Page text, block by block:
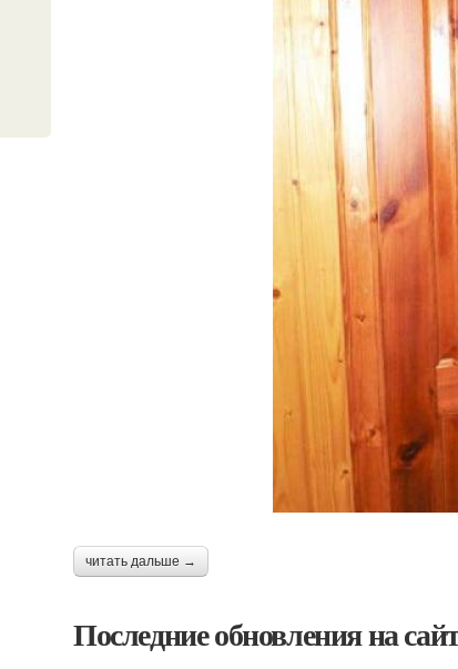
читать дальше →
Последние обновления на